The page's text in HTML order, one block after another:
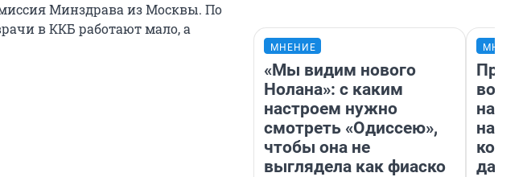
Минздрава из Москвы. По
в ККБ работают мало, а
МНЕНИЕ
«Мы видим нового
Нолана»: с каким
настроем нужно
смотреть «Одиссею»,
чтобы она не
выглядела как фиаско
нам
даже